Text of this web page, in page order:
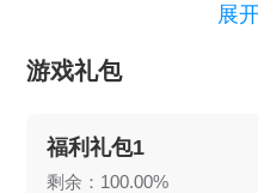
PK，争夺BOSS等经典
所有野外地图全部无限
BOSS也能爆时装，超
展
游戏礼包
福利礼包1
剩余：100.00%